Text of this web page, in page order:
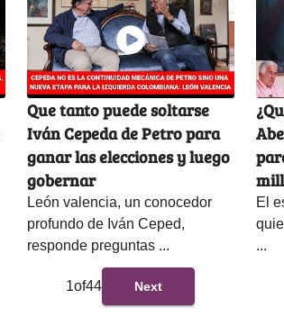
Que tanto puede soltarse
Iván Cepeda de Petro para
ganar las elecciones y luego
gobernar
León valencia, un conocedor
profundo de Iván Ceped,
responde preguntas ...
El
...
1of44 Next